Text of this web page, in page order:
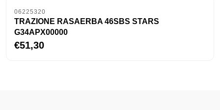
06225320
TRAZIONE RASAERBA 46SBS STARS
G34APX00000
€51,30